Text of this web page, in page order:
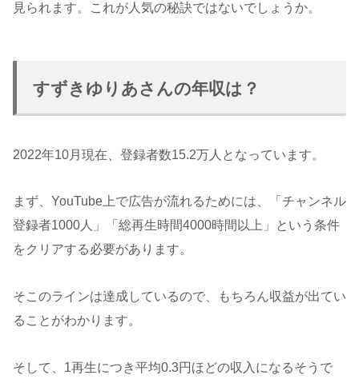
見られます。これが人気の秘訣ではないでしょうか。
すずきゆりあさんの年収は？
2022年10月現在、登録者数15.2万人となっています。
まず、YouTube上で広告が流れるためには、「チャンネル
登録者1000人」「総再生時間4000時間以上」という条件
をクリアする必要があります。
そこのラインは達成しているので、もちろん収益が出てい
ることがわかります。
そして、1再生につき平均0.3円ほどの収入になるそうで